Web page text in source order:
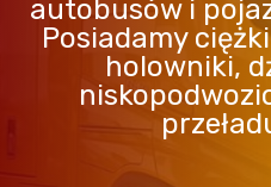
autobusów i
Posiadamy
holowniki,